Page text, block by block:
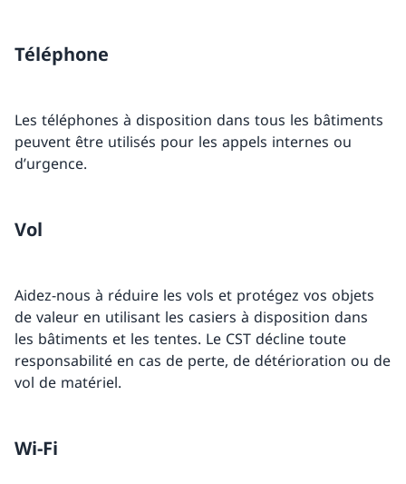
Téléphone
Les téléphones à disposition dans tous les bâtiments
peuvent être utilisés pour les appels internes ou
d’urgence.
Vol
Aidez-nous à réduire les vols et protégez vos objets
de valeur en utilisant les casiers à disposition dans
les bâtiments et les tentes. Le CST décline toute
responsabilité en cas de perte, de détérioration ou de
vol de matériel.
Wi-Fi